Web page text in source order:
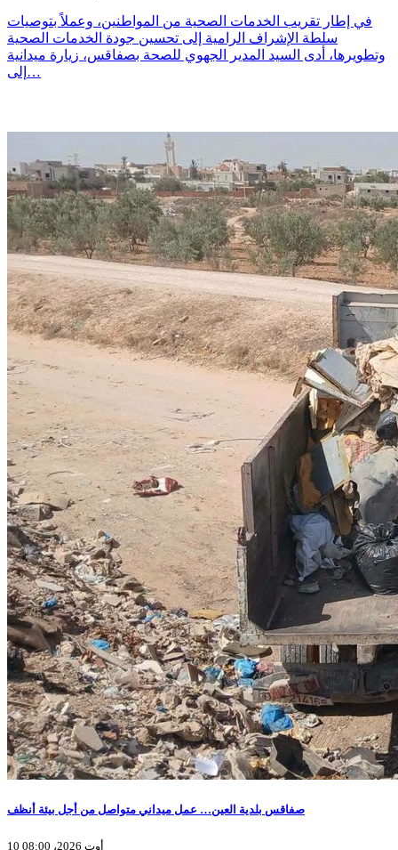
في إطار تقريب الخدمات الصحية من المواطنين، وعملاً بتوصيات
سلطة الإشراف الرامية إلى تحسين جودة الخدمات الصحية
وتطويرها، أدى السيد المدير الجهوي للصحة بصفاقس، زيارة ميدانية
إلى…
صفاقس بلدية العين… عمل ميداني متواصل من أجل بيئة أنظف
10 أوت 2026، 08:00